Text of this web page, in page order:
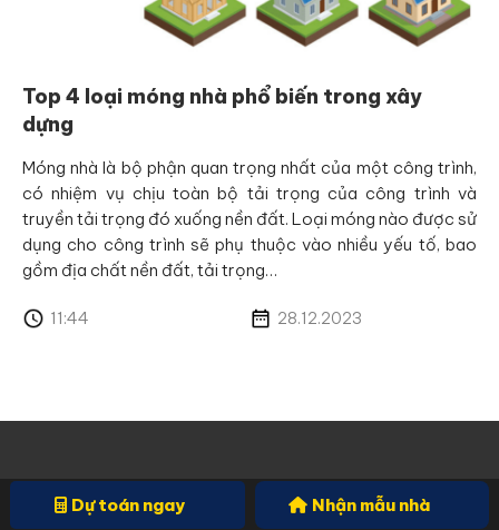
Top 4 loại móng nhà phổ biến trong xây
dựng
Móng nhà là bộ phận quan trọng nhất của một công trình,
có nhiệm vụ chịu toàn bộ tải trọng của công trình và
truyền tải trọng đó xuống nền đất. Loại móng nào được sử
dụng cho công trình sẽ phụ thuộc vào nhiều yếu tố, bao
gồm địa chất nền đất, tải trọng…
11:44 28.12.2023
Dự toán ngay Nhận mẫu nhà